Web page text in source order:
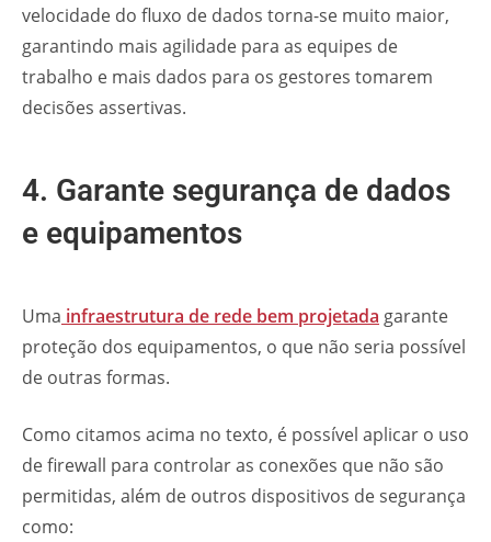
velocidade do fluxo de dados torna-se muito maior,
garantindo mais agilidade para as equipes de
trabalho e mais dados para os gestores tomarem
decisões assertivas.
4. Garante segurança de dados
e equipamentos
Uma infraestrutura de rede bem projetada garante
proteção dos equipamentos, o que não seria possível
de outras formas.
Como citamos acima no texto, é possível aplicar o uso
de firewall para controlar as conexões que não são
permitidas, além de outros dispositivos de segurança
como: